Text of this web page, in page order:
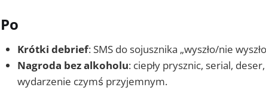
Po
Krótki debrief: SMS do sojusznika „wyszło/nie
Nagroda bez alkoholu: ciepły prysznic, serial,
wydarzenie czymś przyjemnym.